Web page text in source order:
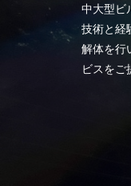
中大型ビ
技術と経
解体を行
ビスをご